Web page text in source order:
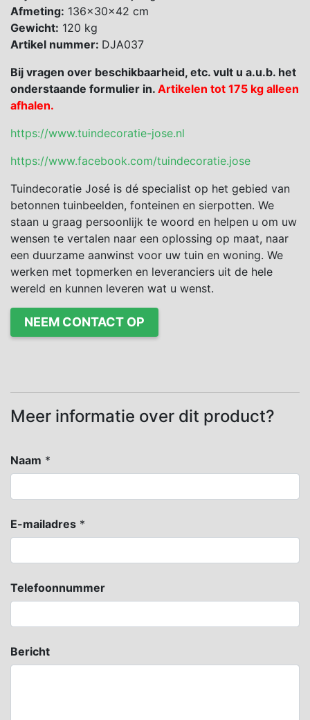
Afmeting: 136x30x42 cm
Gewicht: 120 kg
Artikel nummer: DJA037
Bij vragen over beschikbaarheid, etc. vult u a.u.b. het
onderstaande formulier in. Artikelen tot 175 kg alleen
afhalen.
https://www.tuindecoratie-jose.nl
https://www.facebook.com/tuindecoratie.jose
Tuindecoratie José is dé specialist op het gebied van
betonnen tuinbeelden, fonteinen en sierpotten. We
staan u graag persoonlijk te woord en helpen u om uw
wensen te vertalen naar een oplossing op maat, naar
een duurzame aanwinst voor uw tuin en woning. We
werken met topmerken en leveranciers uit de hele
wereld en kunnen leveren wat u wenst.
NEEM CONTACT OP
Meer informatie over dit product?
Naam *
E-mailadres *
Telefoonnummer
Bericht